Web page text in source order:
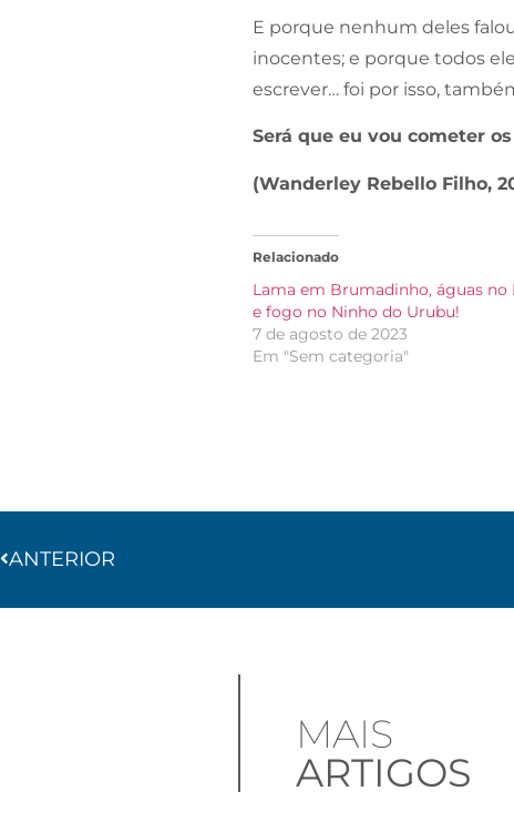
E porque nenhum deles
inocentes; e porque todos
escrever… foi por isso,
Será que eu vou cometer
(Wanderley Rebello Filho,
Relacionado
Lama em Brumadinho, águas no
e fogo no Ninho do Urubu!
7 de agosto de 2023
Em "Sem categoria"
ANTERIOR
MAIS
ARTIGOS